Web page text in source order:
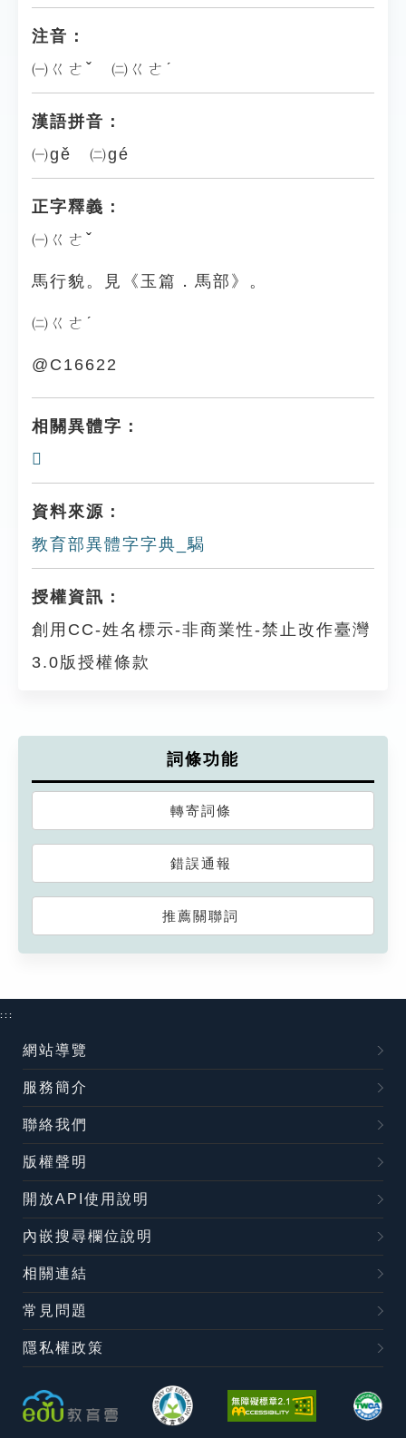
注音：
㈠ㄍㄜˇ ㈡ㄍㄜˊ
漢語拼音：
㈠gě ㈡gé
正字釋義：
㈠ㄍㄜˇ
馬行貌。見《玉篇．馬部》。
㈡ㄍㄜˊ
@C16622
相關異體字：
𩦞
資料來源：
教育部異體字字典_騔
授權資訊：
創用CC-姓名標示-非商業性-禁止改作臺灣
3.0版授權條款
詞條功能
轉寄詞條
錯誤通報
推薦關聯詞
:::
網站導覽
服務簡介
聯絡我們
版權聲明
開放API使用說明
內嵌搜尋欄位說明
相關連結
常見問題
隱私權政策